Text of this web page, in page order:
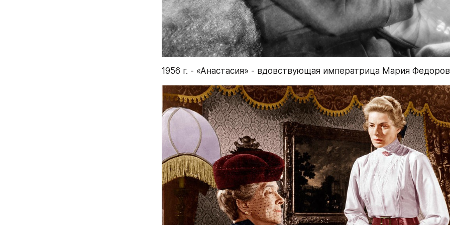
1956 г. - «Анастасия» - вдовствующая императрица Мария